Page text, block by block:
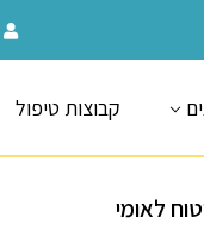
קבוצות טיפול
לאומי